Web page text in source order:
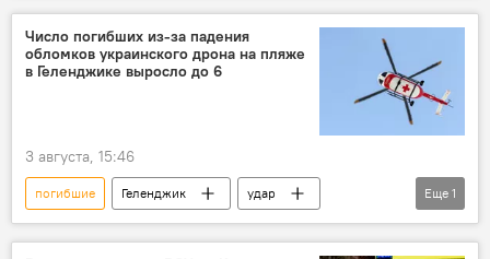
Число погибших из-за падения
обломков украинского дрона на пляже
в Геленджике выросло до 6
3 августа, 15:46
погибшие Геленджик
удар
дроны
Еще 1